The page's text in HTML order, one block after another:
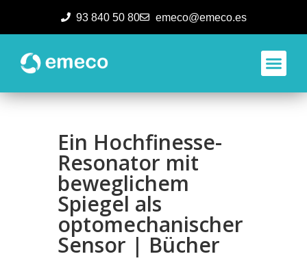
93 840 50 80 emeco@emeco.es
Ein Hochfinesse-
Resonator mit
beweglichem
Spiegel als
optomechanischer
Sensor | Bücher